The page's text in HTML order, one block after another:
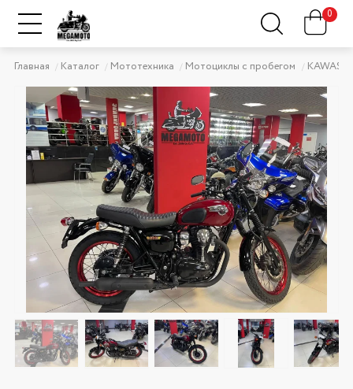
0
Главная Каталог Мототехника Мотоциклы с пробегом